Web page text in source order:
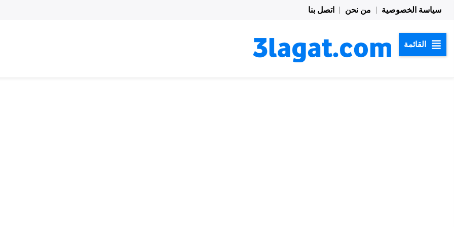
المحتوى
سياسة الخصوصية من نحن اتصل بنا
القائمة